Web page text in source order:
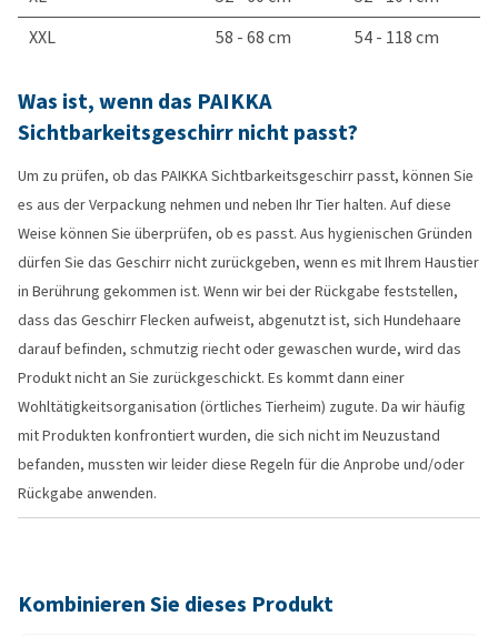
XXL
58 - 68 cm 54 - 118 cm
Was ist, wenn das PAIKKA
Sichtbarkeitsgeschirr nicht passt?
Um zu prüfen, ob das PAIKKA Sichtbarkeitsgeschirr passt, können Sie
es aus der Verpackung nehmen und neben Ihr Tier halten. Auf diese
Weise können Sie überprüfen, ob es passt. Aus hygienischen Gründen
dürfen Sie das Geschirr nicht zurückgeben, wenn es mit Ihrem Haustier
in Berührung gekommen ist. Wenn wir bei der Rückgabe feststellen,
dass das Geschirr Flecken aufweist, abgenutzt ist, sich Hundehaare
darauf befinden, schmutzig riecht oder gewaschen wurde, wird das
Produkt nicht an Sie zurückgeschickt. Es kommt dann einer
Wohltätigkeitsorganisation (örtliches Tierheim) zugute. Da wir häufig
mit Produkten konfrontiert wurden, die sich nicht im Neuzustand
befanden, mussten wir leider diese Regeln für die Anprobe und/oder
Rückgabe anwenden.
Kombinieren Sie dieses Produkt